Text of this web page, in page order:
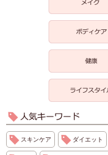
スキンケア ダイエット